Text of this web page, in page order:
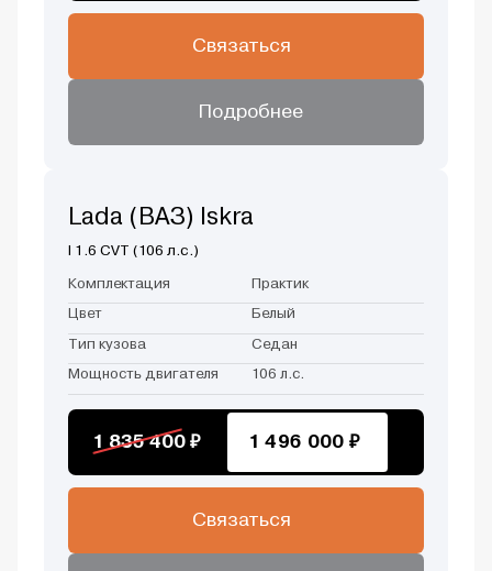
Связаться
Подробнее
Lada (ВАЗ) Iskra
I 1.6 CVT (106 л.с.)
Комплектация Практик
Цвет Белый
Тип кузова Седан
Мощность двигателя 106 л.с.
1 835 400 ₽ 1 496 000 ₽
Связаться